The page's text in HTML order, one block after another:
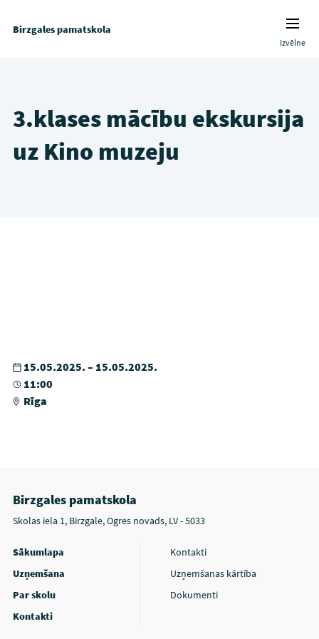
Birzgales pamatskola
Izvēlne
3.klases mācību ekskursija
uz Kino muzeju
15.05.2025. – 15.05.2025.
11:00
Rīga
Birzgales pamatskola
Skolas iela 1, Birzgale, Ogres novads, LV - 5033
Sākumlapa
Uzņemšana
Par skolu
Kontakti
Kontakti
Uzņemšanas kārtība
Dokumenti